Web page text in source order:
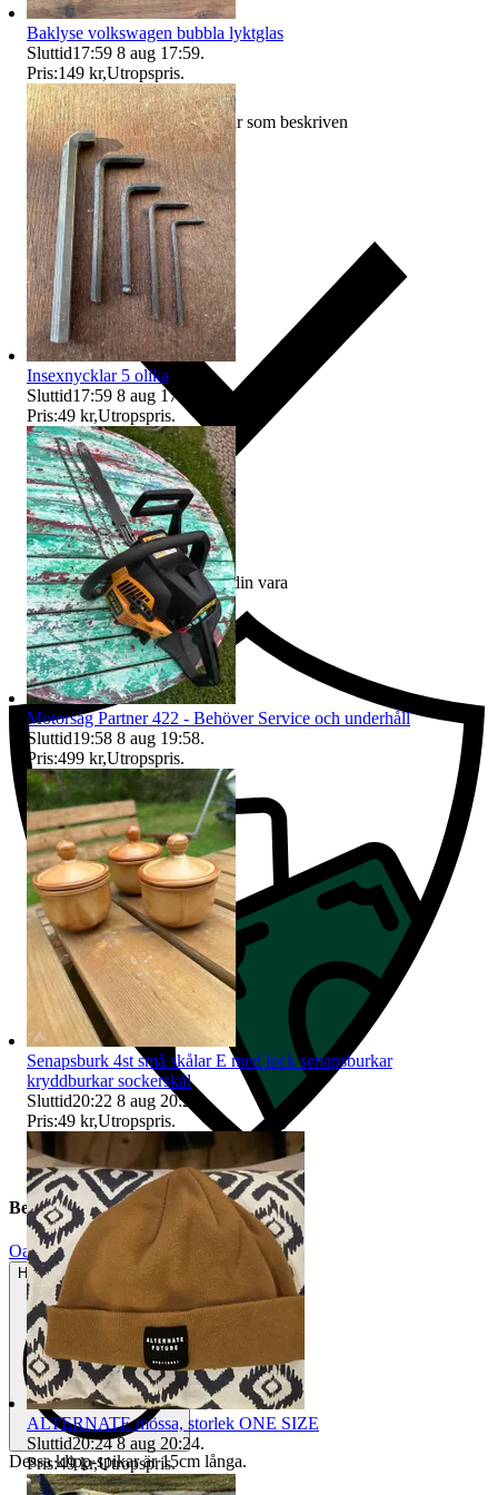
Ersättning om varan inte är som beskriven
Ersättning om du inte får din vara
Beskrivning
Oanvänt
Helt ny och aldrig använd
Dessa klipp-spikar är 15cm långa.
Baklyse volkswagen bubbla lyktglas
Sluttid17:59 8 aug 17:59.
Pris:149 kr,Utropspris.
Insexnycklar 5 olika
Sluttid17:59 8 aug 17:59
Pris:49 kr,Utropspris.
Motorsåg Partner 422 - Behöver Service och underhåll
Sluttid19:58 8 aug 19:58.
Pris:499 kr,Utropspris.
Senapsburk 4st små skålar E med lock senapsburkar
kryddburkar sockerskål
Sluttid20:22 8 aug 20:22
.
Pris:49 kr,Utropspris.
ALTERNATE mössa, storlek ONE SIZE
Sluttid20:24 8 aug 20:24.
Pris:49 kr,Utropspris.